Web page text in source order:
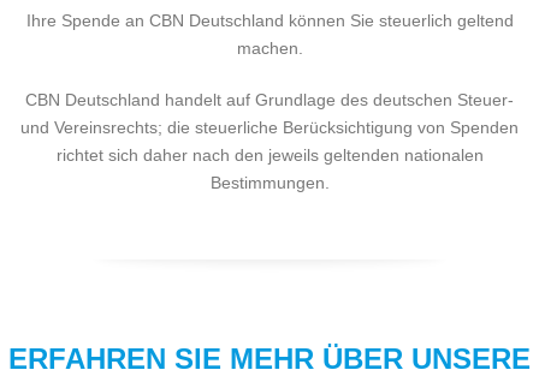
Ihre Spende an CBN Deutschland können Sie steuerlich geltend
machen.
CBN Deutschland handelt auf Grundlage des deutschen Steuer-
und Vereinsrechts; die steuerliche Berücksichtigung von Spenden
richtet sich daher nach den jeweils geltenden nationalen
Bestimmungen.
ERFAHREN SIE MEHR ÜBER UNSERE